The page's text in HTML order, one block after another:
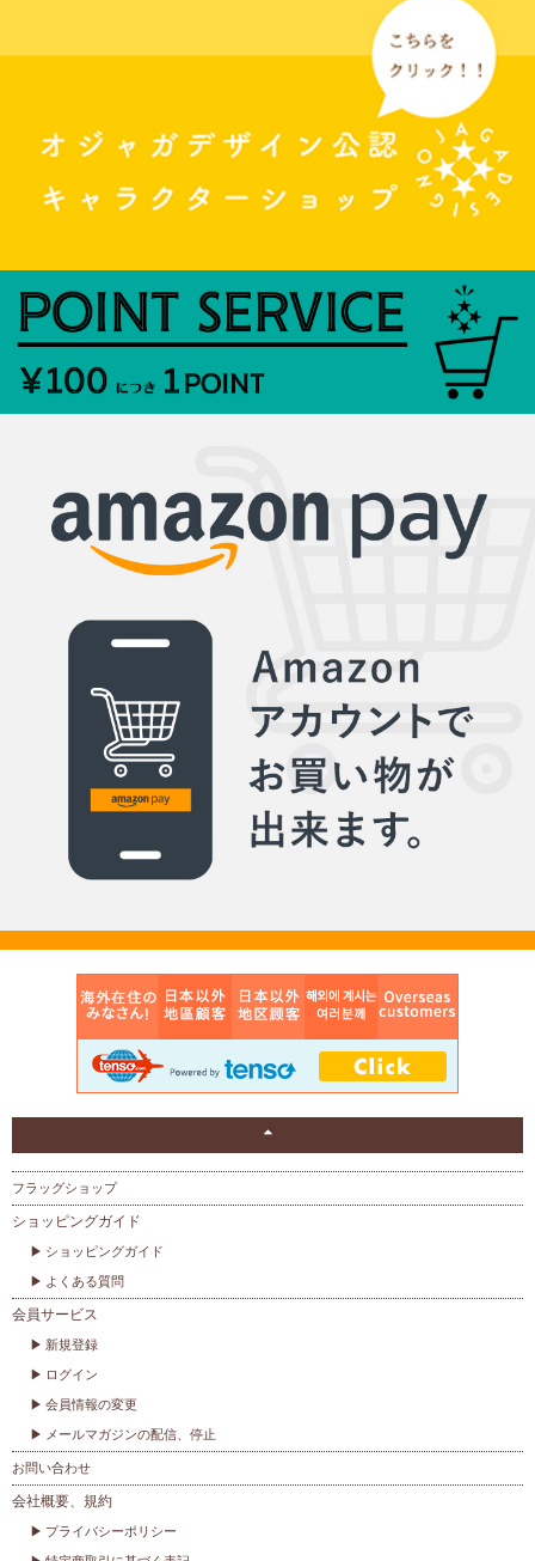
フラッグショップ
ショッピングガイド
ショッピングガイド
よくある質問
会員サービス
新規登録
ログイン
会員情報の変更
メールマガジンの配信、停止
お問い合わせ
会社概要、規約
プライバシーポリシー